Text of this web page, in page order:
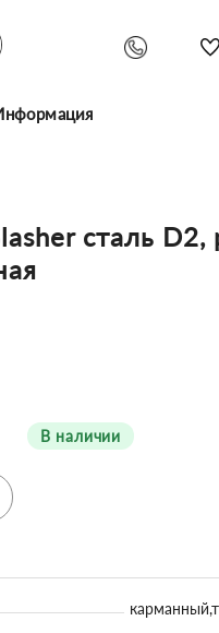
сталь D2,
В наличии